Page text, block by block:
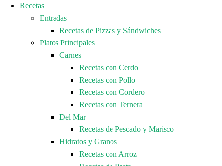
Recetas
Entradas
Recetas de Pizzas y Sándwiches
Platos Principales
Carnes
Recetas con Cerdo
Recetas con Pollo
Recetas con Cordero
Recetas con Ternera
Del Mar
Recetas de Pescado y Marisco
Hidratos y Granos
Recetas con Arroz